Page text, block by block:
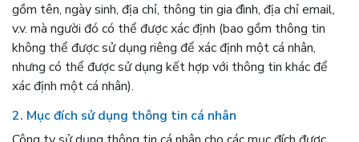
gồm tên, ngày sinh, địa chỉ, thông tin gia đình, địa chỉ email,
v.v. mà người đó có thể được xác định (bao gồm thông tin
không thể được sử dụng riêng để xác định một cá nhân,
nhưng có thể được sử dụng kết hợp với thông tin khác để
xác định một cá nhân).
2. Mục đích sử dụng thông tin cá nhân